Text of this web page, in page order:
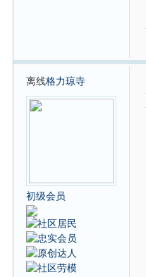
离线格力琼寺
初级会员